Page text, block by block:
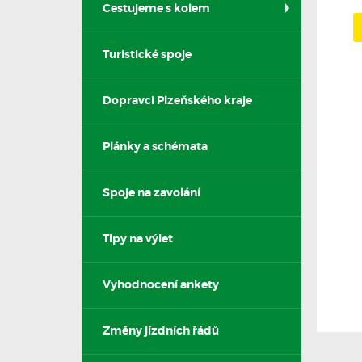
Cestujeme s kolem
Turistické spoje
Dopravci Plzeňského kraje
Plánky a schémata
Spoje na zavolání
Tipy na výlet
Vyhodnocení ankety
Změny jízdních řádů